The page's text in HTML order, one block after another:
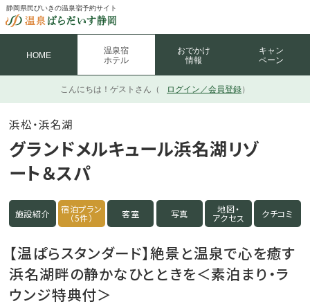
静岡県民びいきの温泉宿予約サイト
HOME
温泉宿
ホテル
おでかけ
情報
キャン
ペーン
こんにちは！ ゲストさん（ ログイン／会員登録）
浜松・浜名湖
グランドメルキュール浜名湖リゾ
ート＆スパ
施設紹介 宿泊プラン
（5件） 客室 写真 地図・
アクセス クチコミ
【温ぱらスタンダード】絶景と温泉で心を癒す
浜名湖畔の静かなひとときを＜素泊まり・ラ
ウンジ特典付＞